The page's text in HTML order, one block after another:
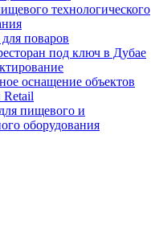
технологического
поваров
под ключ в Дубае
оснащение объектов
Retail
пищевого и
оборудования